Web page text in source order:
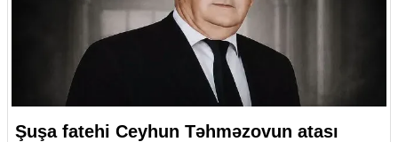
Şuşa fatehi Ceyhun Təhməzovun atası